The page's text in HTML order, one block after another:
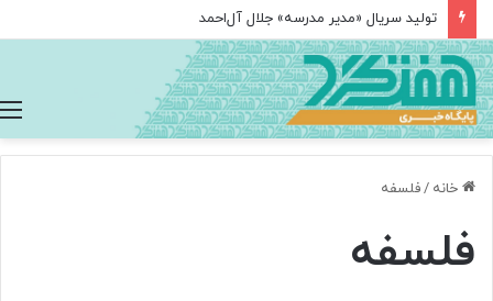
تولید سریال «مدیر مدرسه» جلال آل‌احمد
خانه /فلسفه
فلسفه